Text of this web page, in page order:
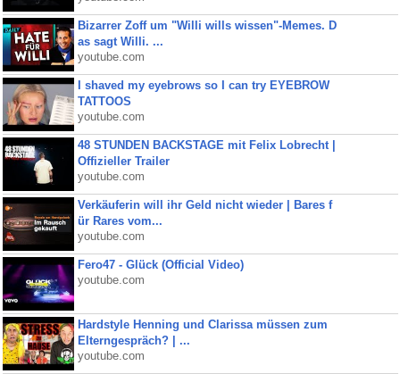
Bizarrer Zoff um "Willi wills wissen"-Memes. D
as sagt Willi. ...
youtube.com
I shaved my eyebrows so I can try EYEBROW
TATTOOS
youtube.com
48 STUNDEN BACKSTAGE mit Felix Lobrecht |
Offizieller Trailer
youtube.com
Verkäuferin will ihr Geld nicht wieder | Bares f
ür Rares vom...
youtube.com
Fero47 - Glück (Official Video)
youtube.com
Hardstyle Henning und Clarissa müssen zum
Elterngespräch? | ...
youtube.com